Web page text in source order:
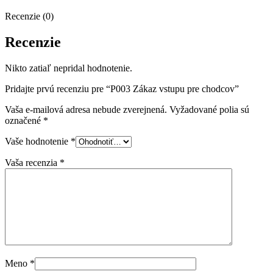
Recenzie (0)
Recenzie
Nikto zatiaľ nepridal hodnotenie.
Pridajte prvú recenziu pre “P003 Zákaz vstupu pre chodcov”
Vaša e-mailová adresa nebude zverejnená. Vyžadované polia sú
označené *
Vaše hodnotenie *
Vaša recenzia *
Meno *